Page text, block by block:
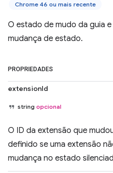
Chrome 46 ou mais recente
O estado de mudo da guia
mudança de estado.
PROPRIEDADES
extensionId
string opcional
O ID da extensão que
definido se uma extensão
mudança no estado